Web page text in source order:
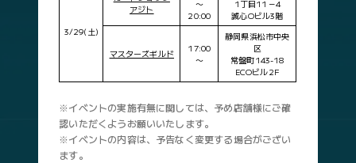
3/29(土)
アジト
〜
20:00
1丁目11－4
誠心Oビル3階
マスターズギルド
17:00
〜
静岡県浜松市中央
区
常盤町143-18
ECOビル2F
※イベントの実施有無に関しては、予め店舗様にご確
認いただくようお願いいたします。
※イベントの内容は、予告なく変更する場合がござい
ます。
フォース
アイポッパー
SDF-059
プレストウィック
ユーキャンスマイル
SDF-061
セファーラジエル
SDF-062
ダンビュライト
SDF-063
アイスバブル
SDF-064
フェイムゲーム